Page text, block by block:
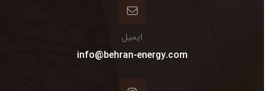
ایمیل
info@behran-energy.com